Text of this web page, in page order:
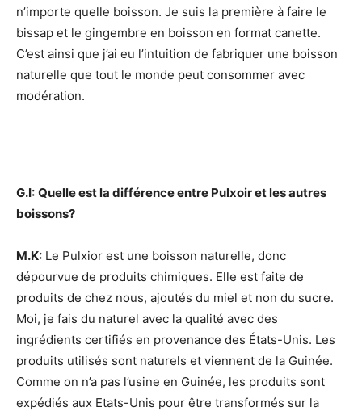
n’importe quelle boisson. Je suis la première à faire le
bissap et le gingembre en boisson en format canette.
C’est ainsi que j’ai eu l’intuition de fabriquer une boisson
naturelle que tout le monde peut consommer avec
modération.
G.I: Quelle est la différence entre Pulxoir et les autres
boissons?
M.K: Le Pulxior est une boisson naturelle, donc
dépourvue de produits chimiques. Elle est faite de
produits de chez nous, ajoutés du miel et non du sucre.
Moi, je fais du naturel avec la qualité avec des
ingrédients certifiés en provenance des États-Unis. Les
produits utilisés sont naturels et viennent de la Guinée.
Comme on n’a pas l’usine en Guinée, les produits sont
expédiés aux Etats-Unis pour être transformés sur la